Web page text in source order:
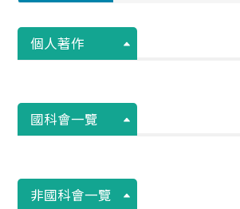
個人著作
國科會一覽
非國科會一覽